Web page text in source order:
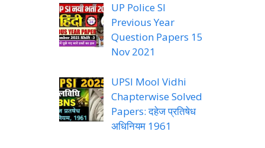
UP Police SI
Previous Year
Question Papers 15
Nov 2021
UPSI Mool Vidhi
Chapterwise Solved
Papers: दहेज प्रतिषेध
अधिनियम 1961